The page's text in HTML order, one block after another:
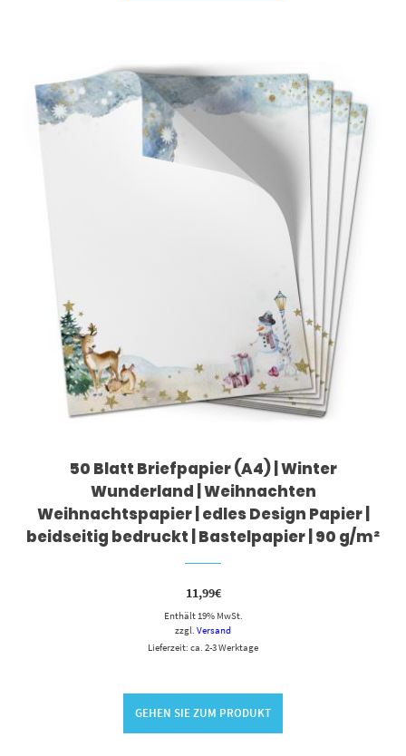
50 Blatt Briefpapier (A4) | Winter
Wunderland | Weihnachten
Weihnachtspapier | edles Design Papier |
beidseitig bedruckt | Bastelpapier | 90 g/m²
11,99€
Enthält 19% MwSt.
zzgl. Versand
Lieferzeit: ca. 2-3 Werktage
GEHEN SIE ZUM PRODUKT